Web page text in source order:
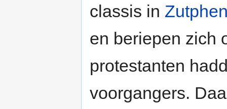
classis in
en beriepen zich
protestanten
voorgangers.